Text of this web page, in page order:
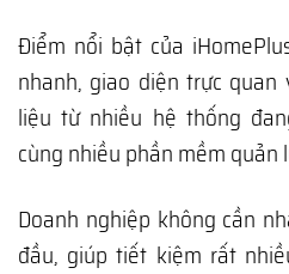
Điểm nổi bật của
nhanh, giao diện trực
liệu từ nhiều hệ thống
cùng nhiều phần mềm quản
Doanh nghiệp không cần
đầu, giúp tiết kiệm rất